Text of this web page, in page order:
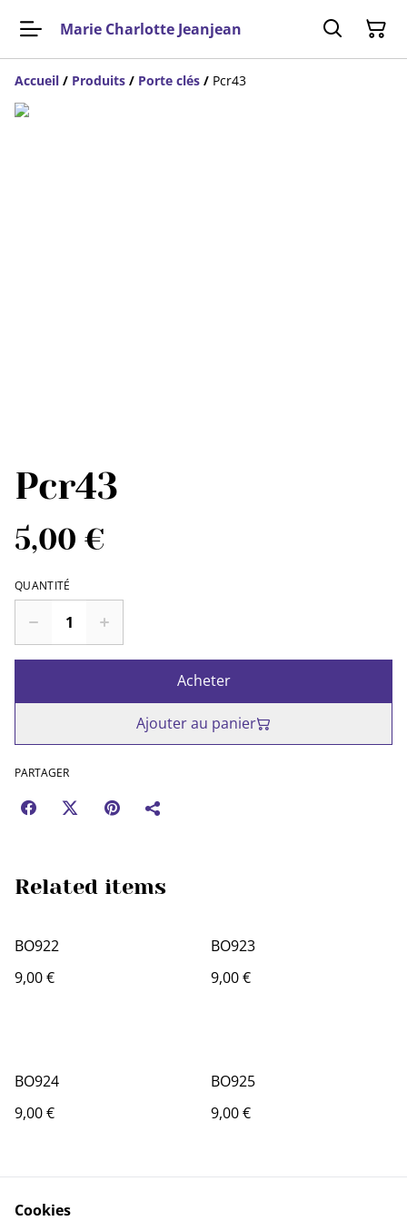
Marie Charlotte Jeanjean
Accueil / Produits / Porte clés / Pcr43
Pcr43
5,00 €
QUANTITÉ
Acheter
Ajouter au panier
PARTAGER
Related items
BO922
9,00 €
BO923
9,00 €
BO924
9,00 €
BO925
9,00 €
Cookies